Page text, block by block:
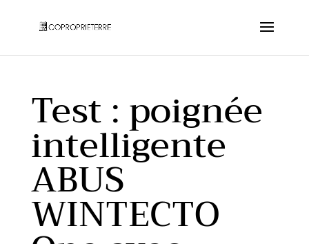
Test : poignée
intelligente
ABUS
WINTECTO